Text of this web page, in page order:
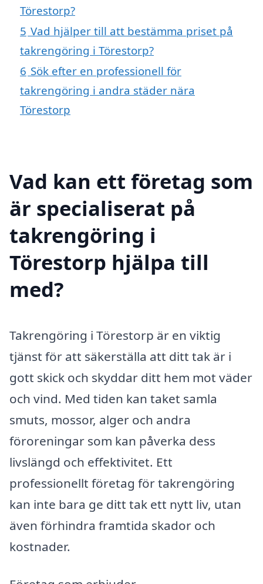
Törestorp?
5 Vad hjälper till att bestämma priset på
takrengöring i Törestorp?
6 Sök efter en professionell för
takrengöring i andra städer nära
Törestorp
Vad kan ett företag som
är specialiserat på
takrengöring i
Törestorp hjälpa till
med?
Takrengöring i Törestorp är en viktig
tjänst för att säkerställa att ditt tak är i
gott skick och skyddar ditt hem mot väder
och vind. Med tiden kan taket samla
smuts, mossor, alger och andra
föroreningar som kan påverka dess
livslängd och effektivitet. Ett
professionellt företag för takrengöring
kan inte bara ge ditt tak ett nytt liv, utan
även förhindra framtida skador och
kostnader.